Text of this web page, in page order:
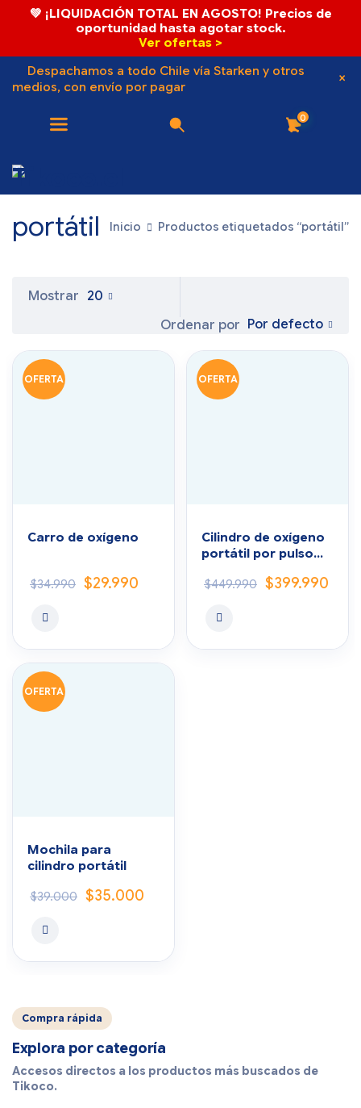
💚 ¡LIQUIDACIÓN TOTAL EN AGOSTO! Precios de
oportunidad hasta agotar stock.
Ver ofertas >
Despachamos a todo Chile vía Starken y otros
medios, con envío por pagar
0
Inicio Productos etiquetados “portátil”
portátil
Compra rápida
Explora por categoría
Accesos directos a los productos más buscados de
Tikoco.
Ordenar por Por defecto
Mostrar 20
OFERTA
Carro de oxígeno
$34.990 $29.990
OFERTA
Cilindro de oxígeno
portátil por pulso
$449.990 $399.990
OFERTA
Mochila para
cilindro portátil
$39.000 $35.000